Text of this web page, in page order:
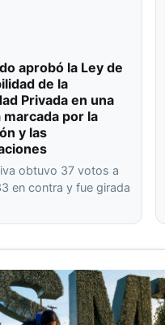
aprobó la Ley de
de la
Privada en una
marcada por la
y las
obtuvo 37 votos a
en contra y fue girada